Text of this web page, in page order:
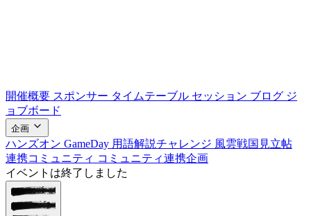
開催概要 スポンサー タイムテーブル セッション ブログ ジ
ョブボード
企画
ハンズオン GameDay 用語解説チャレンジ 風雲戦国見立帖
連携コミュニティ コミュニティ連携企画
イベントは終了しました